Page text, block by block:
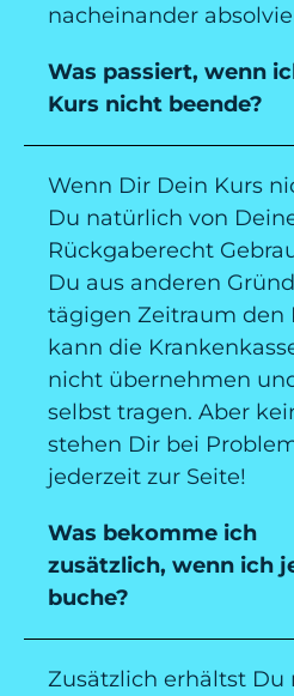
nacheinander
Was passiert, wenn
Kurs nicht beende?
Wenn Dir Dein Kurs
Du natürlich von
Rückgaberecht
Du aus anderen
tägigen Zeitraum den
kann die
nicht übernehmen
selbst tragen. Aber
stehen Dir bei
jederzeit zur Seite!
Was bekomme ich
zusätzlich, wenn ich
buche?
Zusätzlich erhältst Du